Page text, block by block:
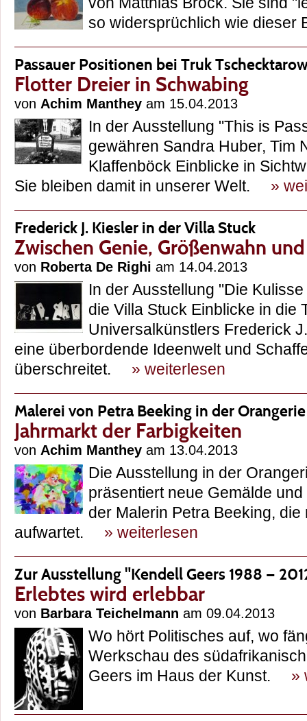
so widersprüchlich wie
Passauer Positionen bei Truk
Flotter Dreier in Schwabing
von Achim Manthey am 15.04.2013
In der Ausstellung "This is
gewähren Sandra Huber, Tim
Klaffenböck Einblicke in
Sie bleiben damit in unserer Welt. »
Frederick J. Kiesler in der Villa Stuck
Zwischen Genie, Größenwahn
von Roberta De Righi am 14.04.2013
In der Ausstellung "Die
die Villa Stuck Einblicke in die
Universalkünstlers Frederick
eine überbordende Ideenwelt und
überschreitet. » weiterlesen
Malerei von Petra Beeking in der Orangerie
Jahrmarkt der Farbigkeiten
von Achim Manthey am 13.04.2013
Die Ausstellung in der
präsentiert neue Gemälde
der Malerin Petra Beeking,
aufwartet. » weiterlesen
Zur Ausstellung "Kendell Geers 1988 —
Erlebtes wird erlebbar
von Barbara Teichelmann am 09.04.2013
Wo hört Politisches auf, wo
Werkschau des
Geers im Haus der Kunst. »